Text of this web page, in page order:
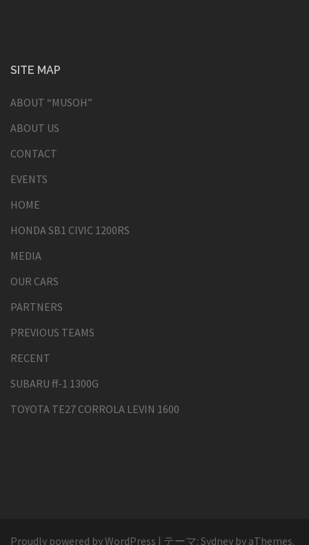
SITE MAP
ABOUT “MUSOH”
ABOUT US
CONTACT
EVENTS
HOME
HONDA SB1 CIVIC 1200RS
MEDIA
OUR CARS
PARTNERS
PREVIOUS TEAMS
RECENT
SUBARU ff-1 1300G
TOYOTA TE27 CORROLA LEVIN 1600
Proudly powered by WordPress | テーマ: Sydney by aThemes.